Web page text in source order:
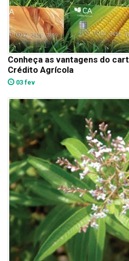
Conheça as vantagens do
Crédito Agrícola
03 fev